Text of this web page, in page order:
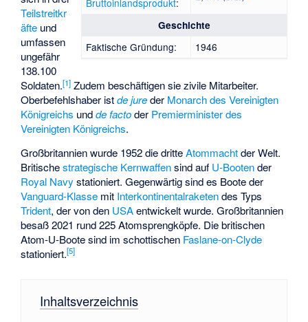
Bruttoinlandsprodukt:
Geschichte
Faktische Gründung: 1946
Teilstreitkr
äfte und
umfassen
ungefähr
138.100
Soldaten.[1] Zudem beschäftigen sie zivile Mitarbeiter.
Oberbefehlshaber istde jureder Monarch des Vereinigten
Königreichs undde factoder Premierminister des
Vereinigten Königreichs.
Großbritannien wurde 1952 die dritteAtommachtder Welt.
Britischestrategische Kernwaffensind auf U-Bootender
Royal Navy stationiert. Gegenwärtig sind es Boote der
Vanguard-Klasse mit Interkontinentalraketendes Typs
Trident, der von den USAentwickelt wurde. Großbritannien
besaß 2021 rund 225 Atomsprengköpfe. Die britischen
Atom-U-Boote sind im schottischen Faslane-on-Clyde
stationiert.[5]
Inhaltsverzeichnis